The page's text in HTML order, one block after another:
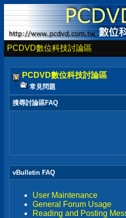
PCDVD數位科技討論區
PCDVD數位科技討論區
常見問題
搜尋討論區FAQ
vBulletin FAQ
User Maintenance
General Forum Usage
Reading and Posting